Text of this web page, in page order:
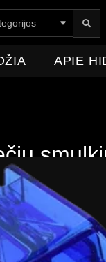
APIE
€ Su PVM
įrankiai
tinka ir gydomų